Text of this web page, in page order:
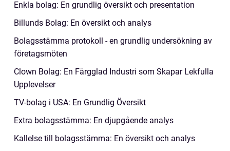
Enkla bolag: En grundlig översikt och presentation
Billunds Bolag: En översikt och analys
Bolagsstämma protokoll - en grundlig undersökning av
företagsmöten
Clown Bolag: En Färgglad Industri som Skapar Lekfulla
Upplevelser
TV-bolag i USA: En Grundlig Översikt
Extra bolagsstämma: En djupgående analys
Kallelse till bolagsstämma: En översikt och analys